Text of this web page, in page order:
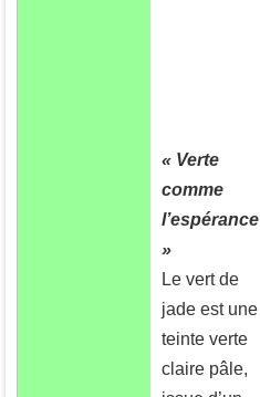
« Verte
comme
l’espérance
»
Le vert de
jade est une
teinte verte
claire pâle,